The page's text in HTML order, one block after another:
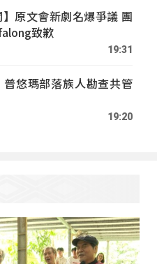
】原文會新劇名爆爭議 團
致歉
19:31
悠瑪部落族人勘查共管
19:20